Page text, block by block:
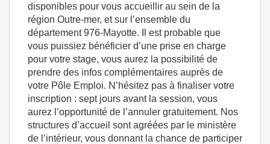
disponibles pour vous accueillir au sein de la
région Outre-mer, et sur l’ensemble du
département 976-Mayotte. Il est probable que
vous puissiez bénéficier d’une prise en charge
pour votre stage, vous aurez la possibilité de
prendre des infos complémentaires auprès de
votre Pôle Emploi. N’hésitez pas à finaliser votre
inscription : sept jours avant la session, vous
aurez l’opportunité de l’annuler gratuitement. Nos
structures d’accueil sont agréées par le ministère
de l’intérieur, vous donnant la chance de participer